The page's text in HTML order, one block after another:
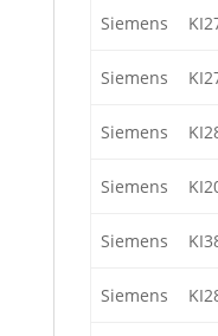
Siemens
Siemens
Siemens
Siemens
Siemens
Siemens